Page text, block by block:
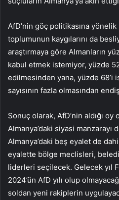
AfD’nin göç politikasına
toplumunun kaygılarını da
araştırmaya göre Almanların
kabul etmek istemiyor, yüzde
edilmesinden yana, yüzde 68’i
sayısının fazla olmasından
Sonuç olarak, AfD’nin aldığı oy
Almanya’daki siyasi manzarayı
Almanya’daki beş eyalet de
eyalette bölge meclisleri,
liderleri seçilecek. Gelecek yıl
2024’ün AfD yılı olup
soldan yeni rakiplerin